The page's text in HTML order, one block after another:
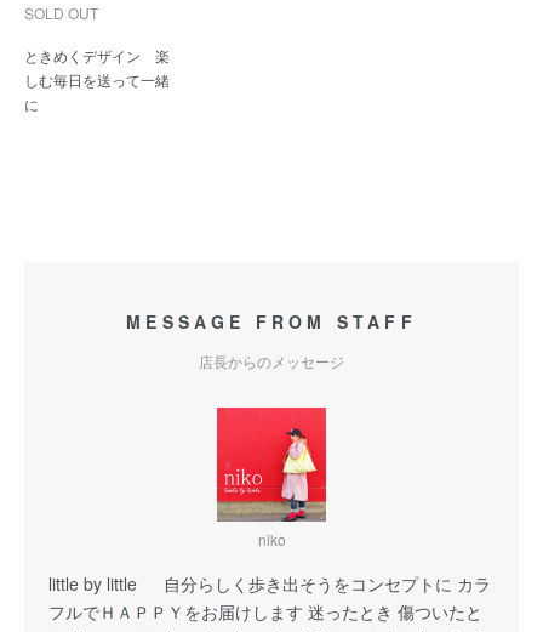
SOLD OUT
ときめくデザイン 楽
しむ毎日を送って一緒
に
MESSAGE FROM STAFF
店長からのメッセージ
niko
little by little 自分らしく歩き出そうをコンセプトに カラ
フルでＨＡＰＰＹをお届けします 迷ったとき 傷ついたと